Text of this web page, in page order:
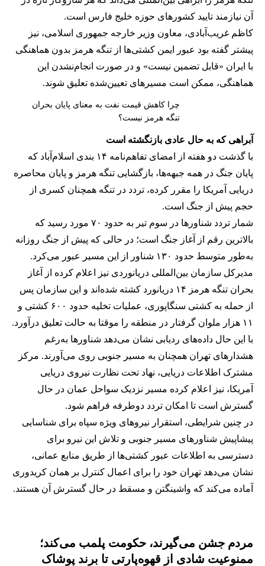
آن نیازمند تایید کشورهای حوزه خلیج فارس است.
کاظم غریب‌آبادی، معاون وزیر خارجه جمهوری اسلامی، نیز
پیشتر گفته بود عبور ایمن کشتی‌ها از تنگه هرمز بدون هماهنگی
با ایران «قابل تضمین نیست» و در صورت انجام‌نشدن این
هماهنگی، ممکن است مسیرهای تعیین‌شده تعلیق شوند.
چرا کاهش قیمت نفت به معنای پایان بحران
تنگه هرمز نیست؟
آبراهی که به حال عادی بازنگشته است
با گذشت دو هفته از امضای تفاهم‌نامه ۱۴ بندی اسلام‌آباد که
پایان جنگ در همه جبهه‌ها، بازگشایی تنگه هرمز و پایان محاصره
دریایی آمریکا را مقرر کرده، تردد در تنگه همچنان کسری از
حجم پیش از جنگ است.
شمار تردد شناورها در سوم تیر به حدود ۷۰ مورد رسید که
بالاترین رقم از آغاز جنگ است؛ در حالی که پیش از جنگ روزانه
به‌طور متوسط حدود ۱۳۰ شناور از این مسیر عبور می‌کرد.
مدیرکل سازمان بین‌المللی دریانوردی نیز اعلام کرده از آغاز
بحران تنگه هرمز ۱۴ دریانورد کشته شده‌اند و این سازمان پس
از حمله به کشتی سنگاپوری، عملیات تخلیه حدود ۶۰۰ کشتی و
۱۱ هزار ملوان گرفتار در منطقه را موقتا به حالت تعلیق درآورد.
با این حال داده‌های ردیابی نشان می‌دهد شناورها به‌رغم
هشدارهای تهران همچنان به مسیر جنوبی روی می‌آورند. مرکز
مشترک اطلاعات دریایی، نهاد تحت نظارت نیروی دریایی
آمریکا، نیز اعلام کرده مسیر نزدیک سواحل عمان در حال
گسترش است تا امکان تردد دوطرفه فراهم شود.
در چنین شرایطی، استقرار نیروهای ویژه سپاه برای شناسایی
پیشاپیش شناورهای مسیر جنوبی و تلاش این نیرو برای
دسترسی به اطلاعات عبور کشتی‌ها از طریق منابع عمانی،
نشان می‌دهد تهران خود را برای اعمال کنترل بر همان کریدوری
آماده می‌کند که واشینگتن و مسقط در حال گسترش آن هستند.
مردم جشن می‌گیرند، حکومت پلمب می‌کند؛
ممنوعیت شادی از قهوه‌پارتی تا برند پوشاک